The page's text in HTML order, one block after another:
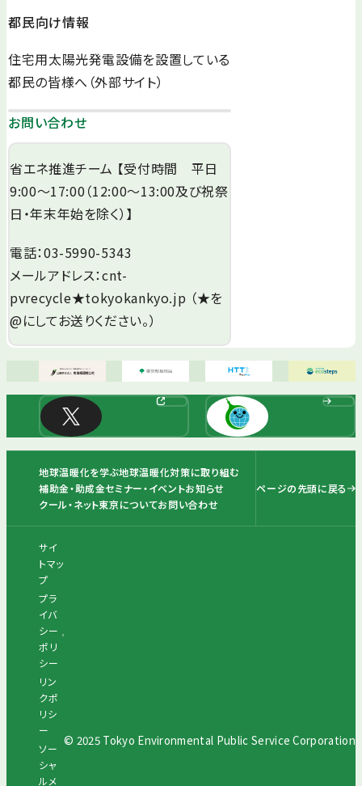
都民向け情報
住宅用太陽光発電設備を設置している
都民の皆様へ（外部サイト）
お問い合わせ
省エネ推進チーム 【受付時間 平日
9:00～17:00（12:00～13:00及び祝祭
日・年末年始を除く）】
電話：03-5990-5343
メールアドレス：cnt-
pvrecycle★tokyokankyo.jp （★を
@にしてお送りください。）
地球温暖化を学ぶ地球温暖化対策に取り組む
補助金・助成金セミナー・イベントお知らせ
クール・ネット東京についてお問い合わせ
ページの先頭に戻る
サイ
トマッ
プ
プラ
イバ
シー
ポリ
シー
リン
クポ
リシ
ー
ソー
シャ
ルメ
© 2025 Tokyo Environmental Public Service Corporation